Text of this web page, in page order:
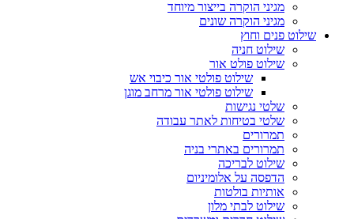
מגיני הוקרה בייצור מיוחד
מגיני הוקרה שונים
שילוט פנים וחוץ
שילוט חניה
שילוט פולט אור
שילוט פולטי אור כיבוי אש
שילוט פולטי אור מרחב מוגן
שלטי נגישות
שלטי בטיחות לאתר עבודה
תמרורים
תמרורים באתרי בניה
שילוט לבריכה
הדפסה על אלומיניום
אותיות בולטות
שילוט לבתי מלון